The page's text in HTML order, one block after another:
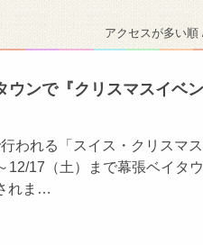
アクセスが多い順
ウンで『クリスマスイベ
われる「スイス・クリスマ
12/17（土）まで幕張ベイタ
れま…